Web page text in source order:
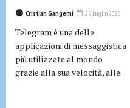
Cristian Gangemi 25 Luglio 2026
Telegram è una delle
applicazioni di messaggistica
più utilizzate al mondo
grazie alla sua velocità, alle...